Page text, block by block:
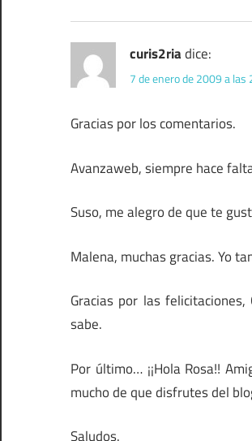
curis2riadice:
7 de enero de 2009 a las
Gracias por los comentarios.
Avanzaweb, siempre hace
Suso, me alegro de que te
Malena, muchas gracias. Yo
Gracias por las
sabe.
Por último… ¡¡Hola Rosa!!
mucho de que disfrutes del
Saludos.